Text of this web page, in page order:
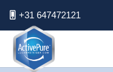
+31 647472121